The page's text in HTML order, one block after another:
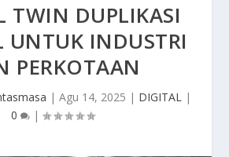
TWIN DUPLIKASI
UNTUK INDUSTRI
PERKOTAAN
| Agu 14, 2025 | DIGITAL |
0
|